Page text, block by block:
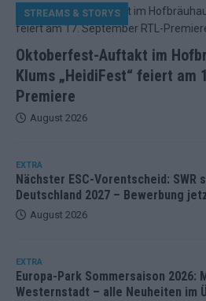
Oktoberfest-Auftakt im
Klums „HeidiFest“ feiert am
Premiere
STREAMS & STORYS
August 2026
EXTRA
Nächster ESC-Vorentscheid: SWR
Deutschland 2027 – Bewerbung
August 2026
EXTRA
Europa-Park Sommersaison 2026:
Westernstadt – alle Neuheiten im